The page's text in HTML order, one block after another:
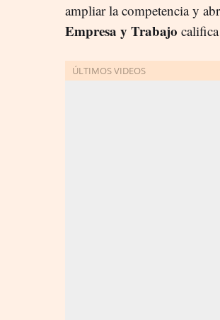
ampliar la competencia y
Empresa y Trabajo